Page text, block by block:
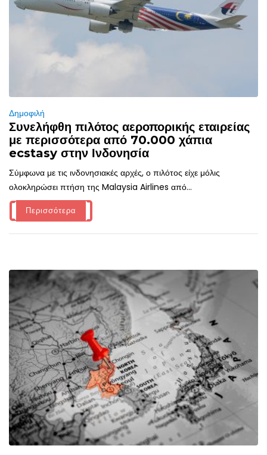
Δημοφιλή
Συνελήφθη πιλότος αεροπορικής εταιρείας
με περισσότερα από 70.000 χάπια
ecstasy στην Ινδονησία
Σύμφωνα με τις ινδονησιακές αρχές, ο πιλότος είχε μόλις
ολοκληρώσει πτήση της Malaysia Airlines από...
Περισσότερα